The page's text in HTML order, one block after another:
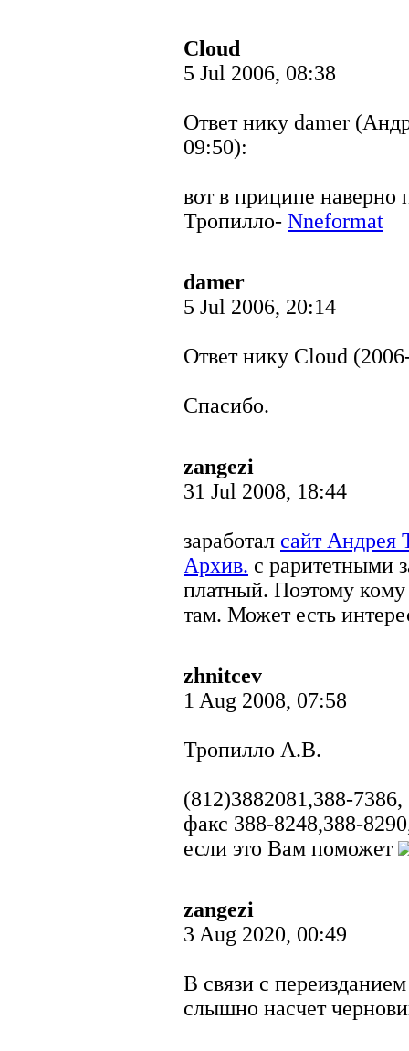
Cloud
5 Jul 2006, 08:38
Ответ нику damer
09:50):
вот в приципе наверно
Тропилло- Nneformat
damer
5 Jul 2006, 20:14
Ответ нику Cloud
Спасибо.
zangezi
31 Jul 2008, 18:44
заработал сайт Андрея
Архив. с раритетными
платный. Поэтому кому
там. Может есть
zhnitcev
1 Aug 2008, 07:58
Тропилло А.В.
(812)3882081,388-7386,
факс 388-8248,388-
если это Вам поможет
zangezi
3 Aug 2020, 00:49
В связи с
слышно насчет